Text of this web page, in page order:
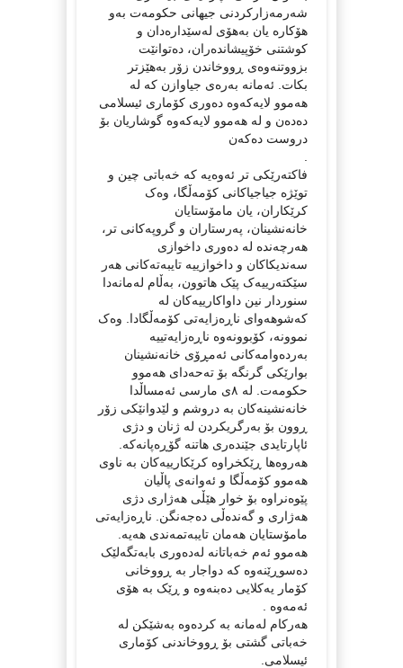
شەرمەزارکردنی جیهانی حکومەت بەو
هۆکارە یان بەهۆی لەسێدارەدان و
کوشتنی خۆپیشاندەران، دەتوانێت
بزووتنەوەی ڕووخاندن زۆر بەهێزتر
بکات. ئەمانە بەرەی جیاوازن کە لە
هەموو لایەکەوە دەوری کۆماری ئیسلامی
دەدەن و لە هەموو لایەکەوە گوشاریان بۆ
دروست دەکەن
فاکتەرێکی تر ئەوەیە کە خەباتی چین و
توێژە جیاجیاکانی کۆمەڵگا، وەک
کرێکاران، یان مامۆستایان
خانەنشینان، پەرستاران و گروپەکانی تر،
هەرچەندە لە دەوری داخوازی
سەندیکاکان و داخوازییە تایبەتەکانی هەر
سێکتەرییەک پێک هاتوون، بەڵام لەمانەدا
سنوردار نین داواکارییەکان لە
کەشوهەوای ناڕەزایەتی کۆمەڵگادا. وەک
نموونە، کۆبوونەوە ناڕەزایەتییە
بەردەوامەکانی ئەمڕۆی خانەنشینان
بوارێکی گرنگە بۆ تەحەدای هەموو
حکومەت. لە ٨ی مارسی ئەمساڵدا
خانەنشینەکان بە دروشم و لێدوانێکی زۆر
ڕوون بۆ بەرگریکردن لە ژنان و دژی
ئاپارتایدی جێندەری هاتنە گۆڕەپانەکە.
هەروەها ڕێکخراوە کرێکارییەکان بە ناوی
هەموو کۆمەڵگا و ئەوانەی پاڵیان
پێوەنراوە بۆ خوار هێڵی هەژاری دژی
هەژاری و گەندەڵی دەجەنگن. ناڕەزایەتی
مامۆستایان هەمان تایبەتمەندی هەیە.
هەموو ئەم خەباتانە لەدەوری بابەتگەلێک
دەسوڕێنەوە کە دواجار بە ڕووخانی
کۆمار یەکلایی دەبنەوە و ڕێک بە هۆی
ئەمەوە .
هەرکام لەمانە بە کردەوە بەشێکن لە
خەباتی گشتی بۆ ڕووخاندنی کۆماری
ئیسلامی.